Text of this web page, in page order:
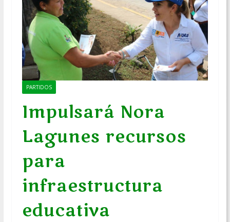
PARTIDOS
Impulsará Nora
Lagunes recursos
para
infraestructura
educativa